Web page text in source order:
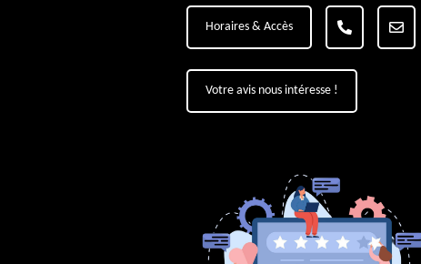
Horaires & Accès
Votre avis nous intéresse !